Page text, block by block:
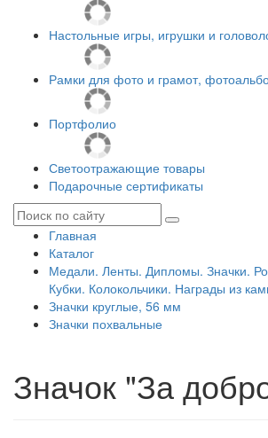
Настольные игры, игрушки и
Рамки для фото и грамот,
Портфолио
Светоотражающие товары
Подарочные сертификаты
Главная
Каталог
Медали. Ленты. Дипломы. Значки.
Кубки. Колокольчики. Награды из
Значки круглые, 56 мм
Значки похвальные
Значок "За